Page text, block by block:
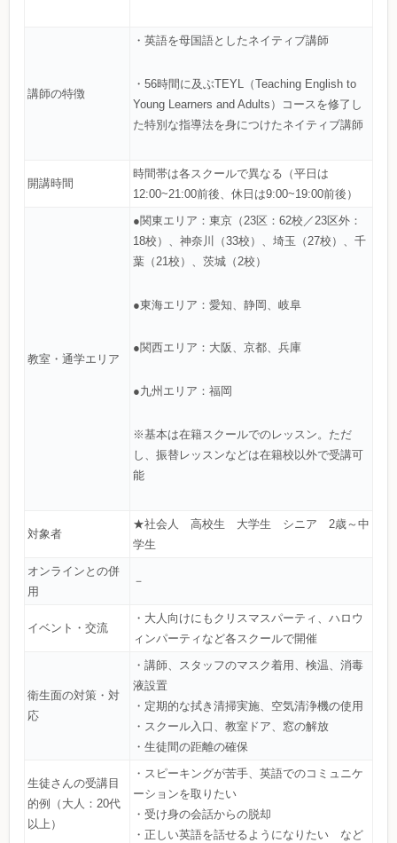
講師の特徴
・英語を母国語としたネイティブ講師
・56時間に及ぶTEYL（Teaching English to
Young Learners and Adults）コースを修了し
た特別な指導法を身につけたネイティブ講師
開講時間
時間帯は各スクールで異なる（平日は
12:00~21:00前後、休日は9:00~19:00前後）
教室・通学エリア
●関東エリア：東京（23区：62校／23区外：
18校）、神奈川（33校）、埼玉（27校）、千
葉（21校）、茨城（2校）
●東海エリア：愛知、静岡、岐阜
●関西エリア：大阪、京都、兵庫
●九州エリア：福岡
※基本は在籍スクールでのレッスン。ただ
し、振替レッスンなどは在籍校以外で受講可
能
対象者
★社会人 高校生 大学生 シニア 2歳～中
学生
オンラインとの併
用
－
イベント・交流
・大人向けにもクリスマスパーティ、ハロウ
ィンパーティなど各スクールで開催
衛生面の対策・対
応
・講師、スタッフのマスク着用、検温、消毒
液設置
・定期的な拭き清掃実施、空気清浄機の使用
・スクール入口、教室ドア、窓の解放
・生徒間の距離の確保
生徒さんの受講目
的例（大人：20代
以上）
・スピーキングが苦手、英語でのコミュニケ
ーションを取りたい
・受け身の会話からの脱却
・正しい英語を話せるようになりたい など